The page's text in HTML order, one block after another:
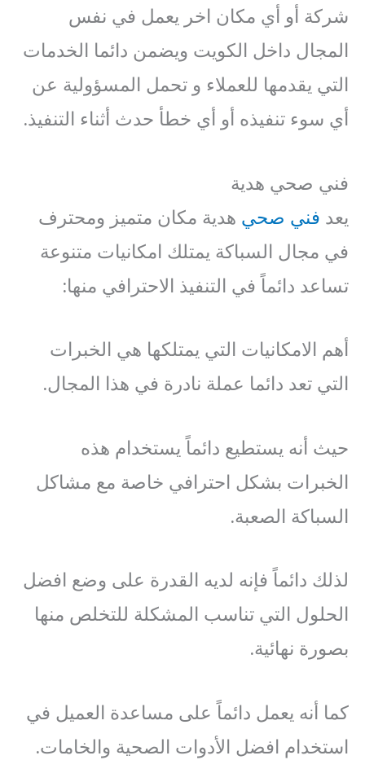
شركة أو أي مكان اخر يعمل في نفس
المجال داخل الكويت ويضمن دائما الخدمات
التي يقدمها للعملاء و تحمل المسؤولية عن
أي سوء تنفيذه أو أي خطأ حدث أثناء التنفيذ.
فني صحي هدية
يعد فني صحي هدية مكان متميز ومحترف
في مجال السباكة يمتلك امكانيات متنوعة
تساعد دائماً في التنفيذ الاحترافي منها:
أهم الامكانيات التي يمتلكها هي الخبرات
التي تعد دائما عملة نادرة في هذا المجال.
حيث أنه يستطيع دائماً يستخدام هذه
الخبرات بشكل احترافي خاصة مع مشاكل
السباكة الصعبة.
لذلك دائماً فإنه لديه القدرة على وضع افضل
الحلول التي تناسب المشكلة للتخلص منها
بصورة نهائية.
كما أنه يعمل دائماً على مساعدة العميل في
استخدام افضل الأدوات الصحية والخامات.